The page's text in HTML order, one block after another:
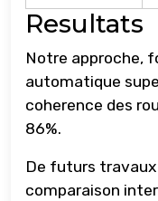
Resultats
Notre approche,
automatique
coherence des
86%.
De futurs
comparaison